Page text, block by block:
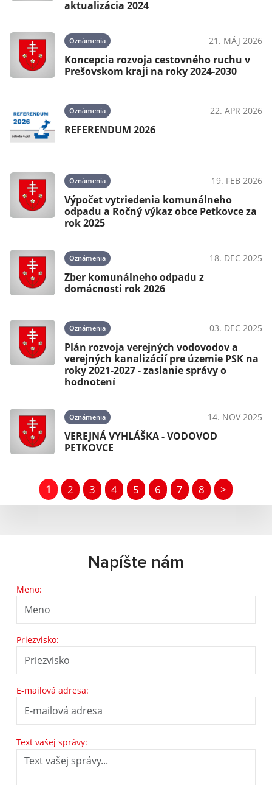
aktualizácia 2024
Oznámenia 21. MÁJ 2026
Koncepcia rozvoja cestovného ruchu v
Prešovskom kraji na roky 2024-2030
Oznámenia 22. APR 2026
REFERENDUM 2026
Oznámenia 19. FEB 2026
Výpočet vytriedenia komunálneho
odpadu a Ročný výkaz obce Petkovce za
rok 2025
Oznámenia 18. DEC 2025
Zber komunálneho odpadu z
domácnosti rok 2026
Oznámenia 03. DEC 2025
Plán rozvoja verejných vodovodov a
verejných kanalizácií pre územie PSK na
roky 2021-2027 - zaslanie správy o
hodnotení
Oznámenia 14. NOV 2025
VEREJNÁ VYHLÁŠKA - VODOVOD
PETKOVCE
1 2 3 4 5 6 7 8 >
Napíšte nám
Meno:
Priezvisko:
E-mailová adresa:
Text vašej správy: